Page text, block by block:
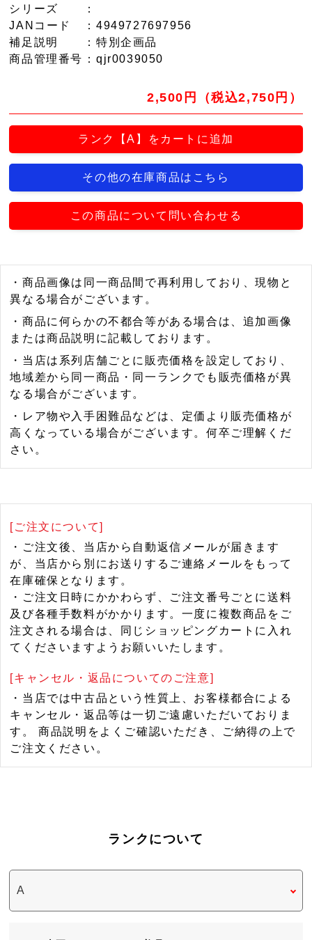
シリーズ
：
JANコード
：4949727697956
補足説明
：特別企画品
商品管理番号 ：qjr0039050
2,500円（税込2,750円）
ランク【A】をカートに追加
その他の在庫商品はこちら
この商品について問い合わせる
・商品画像は同一商品間で再利用しており、現物と
異なる場合がございます。
・商品に何らかの不都合等がある場合は、追加画像
または商品説明に記載しております。
・当店は系列店舗ごとに販売価格を設定しており、
地域差から同一商品・同一ランクでも販売価格が異
なる場合がございます。
・レア物や入手困難品などは、定価より販売価格が
高くなっている場合がございます。何卒ご理解くだ
さい。
[ご注文について]
・ご注文後、当店から自動返信メールが届きます
が、当店から別にお送りするご連絡メールをもって
在庫確保となります。
・ご注文日時にかかわらず、ご注文番号ごとに送料
及び各種手数料がかかります。一度に複数商品をご
注文される場合は、同じショッピングカートに入れ
てくださいますようお願いいたします。
[キャンセル・返品についてのご注意]
・当店では中古品という性質上、お客様都合による
キャンセル・返品等は一切ご遠慮いただいておりま
す。 商品説明をよくご確認いただき、ご納得の上で
ご注文ください。
ランクについて